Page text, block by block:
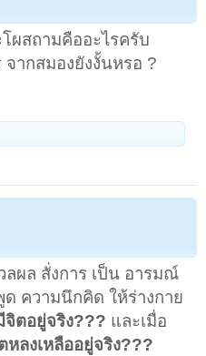
ผสถามคืออะไรครับ
จากสมองยังงั้นหรอ ?
ผล สั่งการ เป็น อารมณ์
ความนึกคิด ให้ร่างกาย
จิตอยู่จริง??? และเมื่อ
หลงเหลืออยู่จริง???